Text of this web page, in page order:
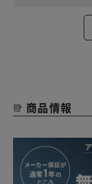
商品情報